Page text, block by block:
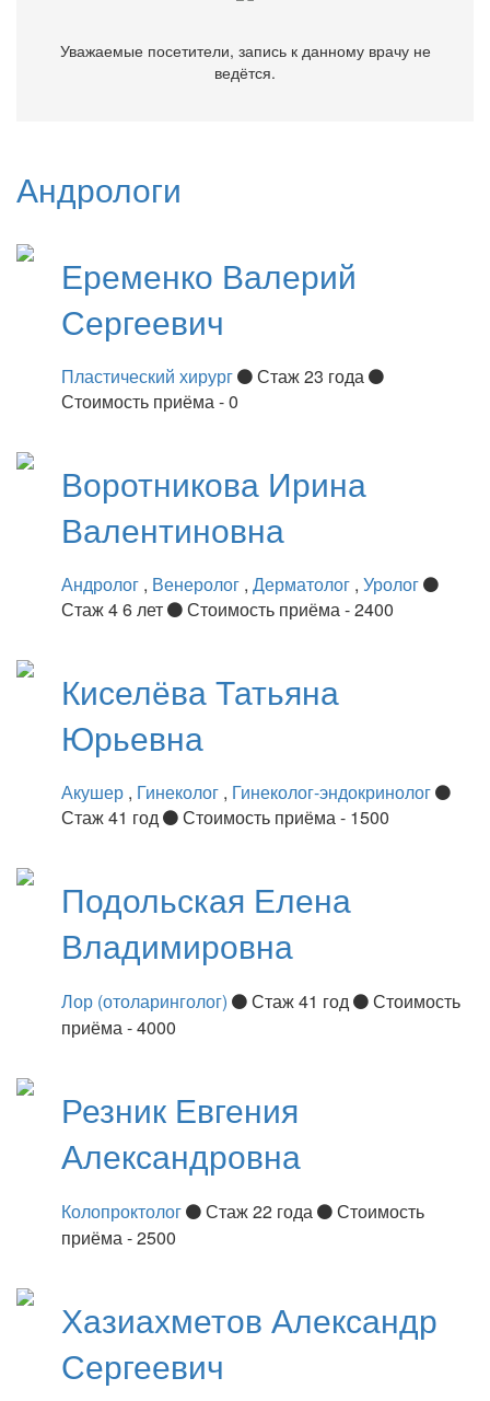
Уважаемые посетители, запись к данному врачу не
ведётся.
Андрологи
Еременко Валерий
Сергеевич
Пластический хирург
Стаж 23 года
Стоимость приёма - 0
Воротникова Ирина
Валентиновна
Андролог , Венеролог , Дерматолог , Уролог
Стаж 4 6 лет
Стоимость приёма - 2400
КиселёваТатьяна
Юрьевна
Акушер , Гинеколог , Гинеколог-эндокринолог
Стаж 41 год
Стоимость приёма - 1500
Подольская Елена
Владимировна
Лор (отоларинголог) Стаж 41 год
Стоимость
приёма - 4000
Резник Евгения
Александровна
Колопроктолог Стаж 22 года
Стоимость
приёма - 2500
Хазиахметов Александр
Сергеевич